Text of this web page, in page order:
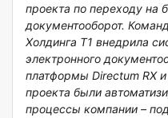
проекта по переходу
документооборот.
Холдинга Т1 внедрила
электронного
платформы Directum RX
проекта были
процессы компании –